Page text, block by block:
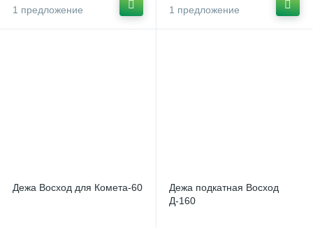
Шкафы расстоечные 15
1 предложение
1 предложение
Дежа Восход для Комета-60
Дежа подкатная Восход
Д-160